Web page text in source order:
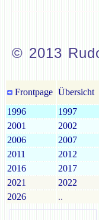
© 2013
Frontpage Übersicht
1996
1997
2001
2002
2006
2007
2011
2012
2016
2017
2021
2022
2026
..